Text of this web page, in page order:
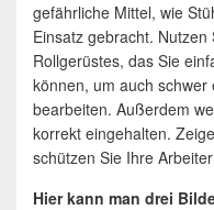
gefährliche Mittel, wie
Einsatz gebracht.
Rollgerüstes, das Sie
können, um auch schwer
bearbeiten. Außerdem
korrekt eingehalten.
schützen Sie Ihre
Hier kann man drei